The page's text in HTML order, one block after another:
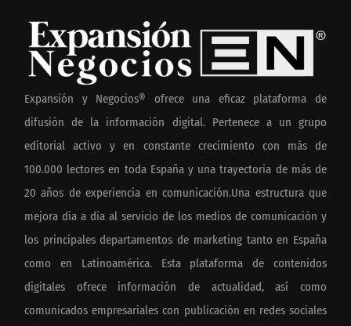
Expansión y Negocios® ofrece una eficaz plataforma de
difusión de la información digital. Pertenece a un grupo
editorial activo y en constante crecimiento con más de
100.000 lectores en toda España y una trayectoria de más de
20 años de experiencia en comunicación.Una estructura que
mejora día a día al servicio de los medios de comunicación y
los principales departamentos de marketing tanto en España
como en Latinoamérica. Esta plataforma de contenidos
digitales ofrece información de actualidad, así como
comunicados empresariales con publicación en redes sociales